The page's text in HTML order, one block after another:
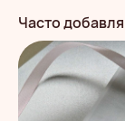
Часто